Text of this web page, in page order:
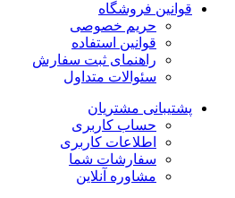
قوانین فروشگاه
حریم خصوصی
قوانین استفاده
راهنمای ثبت سفارش
سئوالات متداول
پشتیبانی مشتریان
حساب کاربری
اطلاعات کاربری
سفارشات شما
مشاوره آنلاین